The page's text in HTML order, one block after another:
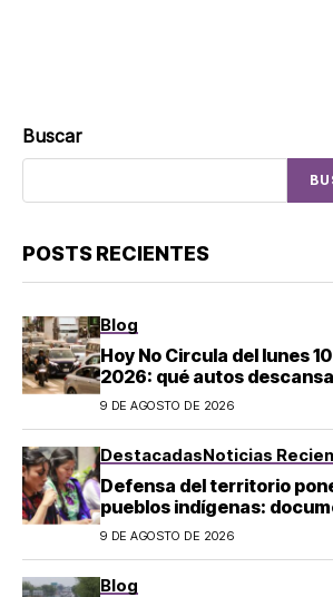
Buscar
POSTS RECIENTES
Blog
Hoy No Circula del lunes
2026: qué autos
salir en CDMX y el Estado
9 DE AGOSTO DE 2026
DestacadasNoticias
Defensa del territorio
pueblos indígenas:
desapariciones
9 DE AGOSTO DE 2026
Blog